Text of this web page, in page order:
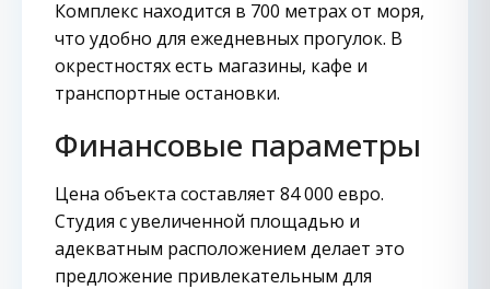
Комплекс находится в 700 метрах от моря,
что удобно для ежедневных прогулок. В
окрестностях есть магазины, кафе и
транспортные остановки.
Финансовые параметры
Цена объекта составляет 84 000 евро.
Студия с увеличенной площадью и
адекватным расположением делает это
предложение привлекательным для